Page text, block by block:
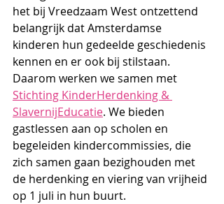
het bij Vreedzaam West ontzettend
belangrijk dat Amsterdamse
kinderen hun gedeelde geschiedenis
kennen en er ook bij stilstaan.
Daarom werken we samen met
Stichting KinderHerdenking &
SlavernijEducatie. We bieden
gastlessen aan op scholen en
begeleiden kindercommissies, die
zich samen gaan bezighouden met
de herdenking en viering van vrijheid
op 1 juli in hun buurt.